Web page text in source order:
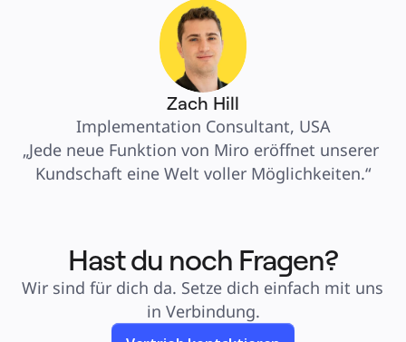
Zach Hill
Implementation Consultant, USA
„Jede neue Funktion von Miro eröffnet unserer
Kundschaft eine Welt voller Möglichkeiten.“
Hast du noch Fragen?
Wir sind für dich da. Setze dich einfach mit uns
in Verbindung.